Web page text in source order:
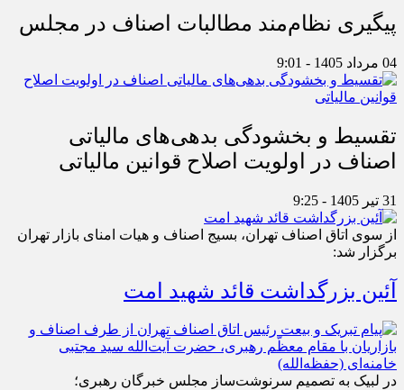
پیگیری نظام‌مند مطالبات اصناف در مجلس
04 مرداد 1405 - 9:01
تقسیط و بخشودگی بدهی‌های مالیاتی
اصناف در اولویت اصلاح قوانین مالیاتی
31 تیر 1405 - 9:25
از سوی اتاق اصناف تهران، بسیج اصناف و هیات امنای بازار تهران
برگزار شد:
آئین بزرگداشت قائد شهید امت
در لبیک به تصمیم سرنوشت‌ساز مجلس خبرگان رهبری؛